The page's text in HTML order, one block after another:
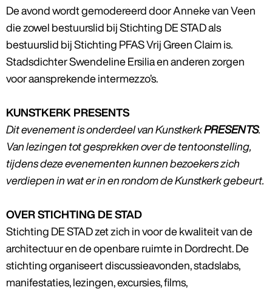
De avond wordt gemodereerd door Anneke van Veen
die zowel bestuurslid bij Stichting DE STAD als
bestuurslid bij Stichting PFAS Vrij Green Claim is.
Stadsdichter Swendeline Ersilia en anderen zorgen
voor aansprekende intermezzo’s.
KUNSTKERK PRESENTS
Dit evenement is onderdeel van KunstkerkPRESENTS.
Van lezingen tot gesprekken over de tentoonstelling,
tijdens deze evenementen kunnen bezoekers zich
verdiepen in wat er in en rondom de Kunstkerk gebeurt.
OVER STICHTING DE STAD
Stichting DE STAD zet zich in voor de kwaliteit van de
architectuur en de openbare ruimte in Dordrecht. De
stichting organiseert discussieavonden, stadslabs,
manifestaties, lezingen, excursies, films,